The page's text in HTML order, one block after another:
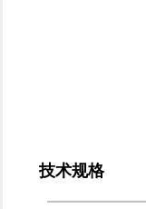
技术规格